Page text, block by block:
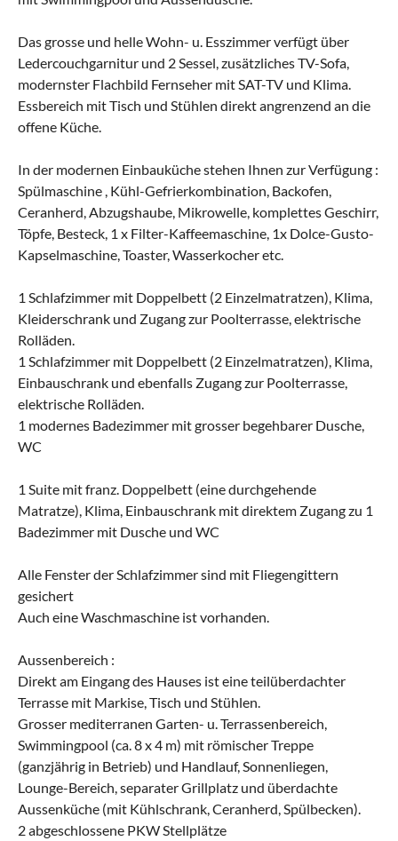
Das grosse und helle Wohn- u. Esszimmer verfügt über
Ledercouchgarnitur und 2 Sessel, zusätzliches TV-Sofa,
modernster Flachbild Fernseher mit SAT-TV und Klima.
Essbereich mit Tisch und Stühlen direkt angrenzend an die
offene Küche.
In der modernen Einbauküche stehen Ihnen zur Verfügung :
Spülmaschine , Kühl-Gefrierkombination, Backofen,
Ceranherd, Abzugshaube, Mikrowelle, komplettes Geschirr,
Töpfe, Besteck, 1 x Filter-Kaffeemaschine, 1x Dolce-Gusto-
Kapselmaschine, Toaster, Wasserkocher etc.
1 Schlafzimmer mit Doppelbett (2 Einzelmatratzen), Klima,
Kleiderschrank und Zugang zur Poolterrasse, elektrische
Rolläden.
1 Schlafzimmer mit Doppelbett (2 Einzelmatratzen), Klima,
Einbauschrank und ebenfalls Zugang zur Poolterrasse,
elektrische Rolläden.
1 modernes Badezimmer mit grosser begehbarer Dusche,
WC
1 Suite mit franz. Doppelbett (eine durchgehende
Matratze), Klima, Einbauschrank mit direktem Zugang zu 1
Badezimmer mit Dusche und WC
Alle Fenster der Schlafzimmer sind mit Fliegengittern
gesichert
Auch eine Waschmaschine ist vorhanden.
Aussenbereich :
Direkt am Eingang des Hauses ist eine teilüberdachter
Terrasse mit Markise, Tisch und Stühlen.
Grosser mediterranen Garten- u. Terrassenbereich,
Swimmingpool (ca. 8 x 4 m) mit römischer Treppe
(ganzjährig in Betrieb) und Handlauf, Sonnenliegen,
Lounge-Bereich, separater Grillplatz und überdachte
Aussenküche (mit Kühlschrank, Ceranherd, Spülbecken).
2 abgeschlossene PKW Stellplätze